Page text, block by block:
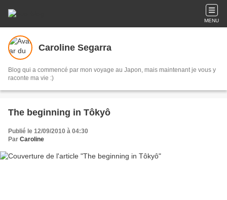
MENU
Caroline Segarra
Blog qui a commencé par mon voyage au Japon, mais maintenant je vous y
raconte ma vie :)
The beginning in Tôkyô
Publié le 12/09/2010 à 04:30
Par Caroline